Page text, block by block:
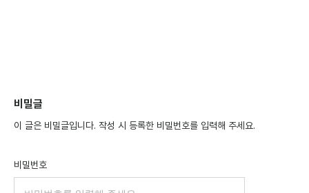
비밀글
이 글은 비밀글입니다. 작성 시 등록한 비밀번호를 입력해 주세요.
비밀번호